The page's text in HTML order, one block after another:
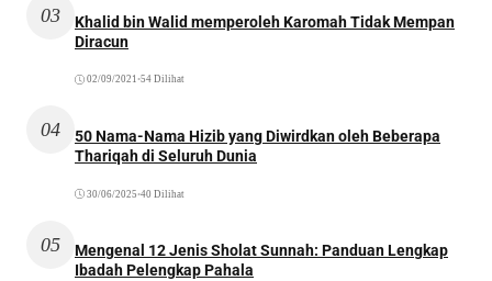
03
Khalid bin Walid memperoleh Karomah Tidak Mempan
Diracun
02/09/2021 •54 Dilihat
04
50 Nama-Nama Hizib yang Diwirdkan oleh Beberapa
Thariqah di Seluruh Dunia
30/06/2025 •40 Dilihat
05
Mengenal 12 Jenis Sholat Sunnah: Panduan Lengkap
Ibadah Pelengkap Pahala